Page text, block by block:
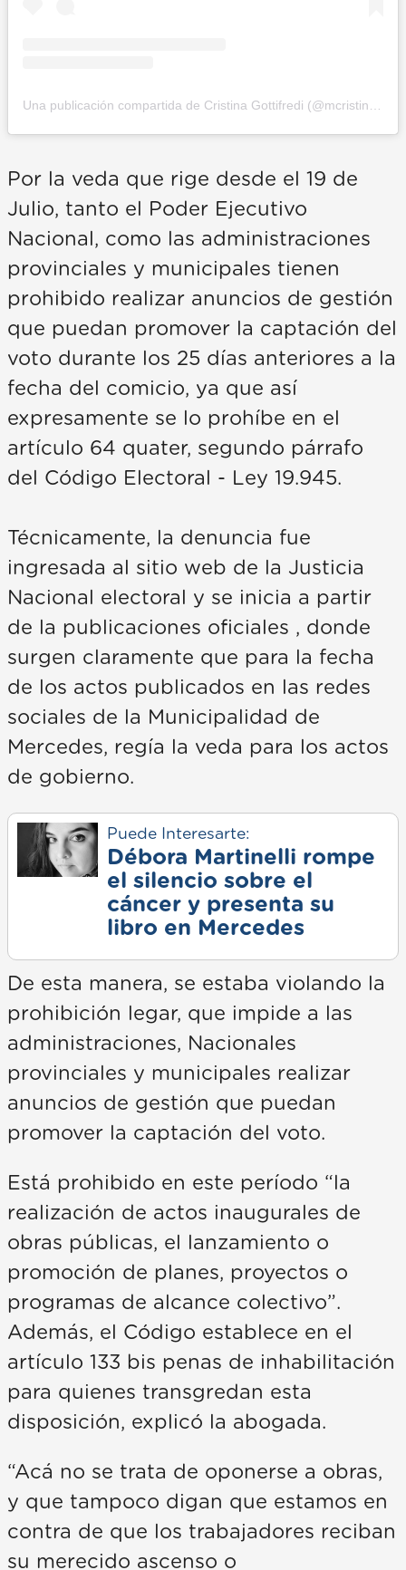
Una publicación compartida de Cristina Gottifredi (@mcristinagottifredi)
Por la veda que rige desde el 19 de
Julio, tanto el Poder Ejecutivo
Nacional, como las administraciones
provinciales y municipales tienen
prohibido realizar anuncios de gestión
que puedan promover la captación del
voto durante los 25 días anteriores a la
fecha del comicio, ya que así
expresamente se lo prohíbe en el
artículo 64 quater, segundo párrafo
del Código Electoral - Ley 19.945.
Técnicamente, la denuncia fue
ingresada al sitio web de la Justicia
Nacional electoral y se inicia a partir
de la publicaciones oficiales , donde
surgen claramente que para la fecha
de los actos publicados en las redes
sociales de la Municipalidad de
Mercedes, regía la veda para los actos
de gobierno.
Puede Interesarte:
Débora Martinelli rompe
el silencio sobre el
cáncer y presenta su
libro en Mercedes
De esta manera, se estaba violando la
prohibición legar, que impide a las
administraciones, Nacionales
provinciales y municipales realizar
anuncios de gestión que puedan
promover la captación del voto.
Está prohibido en este período “la
realización de actos inaugurales de
obras públicas, el lanzamiento o
promoción de planes, proyectos o
programas de alcance colectivo”.
Además, el Código establece en el
artículo 133 bis penas de inhabilitación
para quienes transgredan esta
disposición, explicó la abogada.
“Acá no se trata de oponerse a obras,
y que tampoco digan que estamos en
contra de que los trabajadores reciban
su merecido ascenso o